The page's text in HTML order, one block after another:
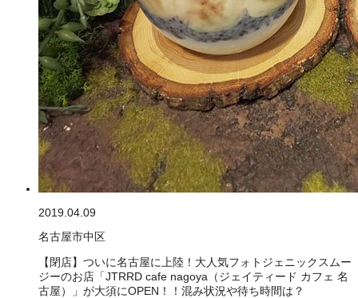
2019.04.09
名古屋市中区
【閉店】ついに名古屋に上陸！大人気フォトジェニックスムー
ジーのお店「JTRRD cafe nagoya（ジェイティード カフェ 名
古屋）」が大須にOPEN！！混み状況や待ち時間は？